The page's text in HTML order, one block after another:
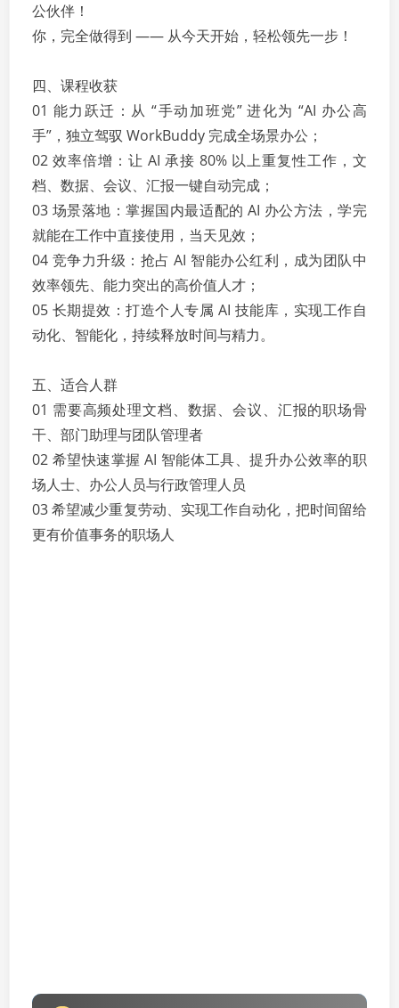
公伙伴！
你，完全做得到 —— 从今天开始，轻松领先一步！
四、课程收获
01 能力跃迁：从 “手动加班党” 进化为 “AI 办公高
手”，独立驾驭 WorkBuddy 完成全场景办公；
02 效率倍增：让 AI 承接 80% 以上重复性工作，文
档、数据、会议、汇报一键自动完成；
03 场景落地：掌握国内最适配的 AI 办公方法，学完
就能在工作中直接使用，当天见效；
04 竞争力升级：抢占 AI 智能办公红利，成为团队中
效率领先、能力突出的高价值人才；
05 长期提效：打造个人专属 AI 技能库，实现工作自
动化、智能化，持续释放时间与精力。
五、适合人群
01 需要高频处理文档、数据、会议、汇报的职场骨
干、部门助理与团队管理者
02 希望快速掌握 AI 智能体工具、提升办公效率的职
场人士、办公人员与行政管理人员
03 希望减少重复劳动、实现工作自动化，把时间留给
更有价值事务的职场人